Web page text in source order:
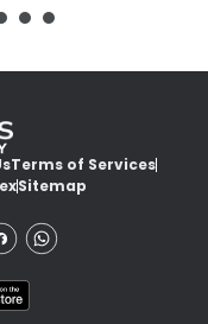
Terms of Services
Sitemap